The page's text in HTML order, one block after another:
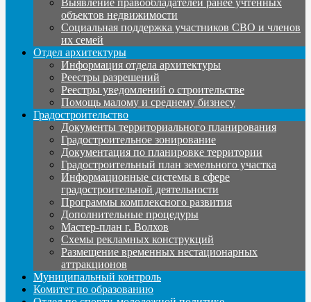
объектов недвижимости
Социальная поддержка участников СВО и членов
их семей
Отдел архитектуры
Информация отдела архитектуры
Реестры разрешений
Реестры уведомлений о строительстве
Помощь малому и среднему бизнесу
Градостроительство
Документы территориального планирования
Градостроительное зонирование
Документация по планировке территории
Градостроительный план земельного участка
Информационные системы в сфере
градостроительной деятельности
Программы комплексного развития
Дополнительные процедуры
Мастер-план г. Волхов
Схемы рекламных конструкций
Размещение временных нестационарных
аттракционов
Муниципальный контроль
Комитет по образованию